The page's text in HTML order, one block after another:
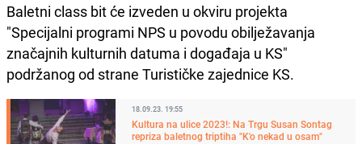
Baletni class bit će izveden u okviru projekta
"Specijalni programi NPS u povodu obilježavanja
značajnih kulturnih datuma i događaja u KS"
podržanog od strane Turističke zajednice KS.
18.09.23. 19:55
Kultura na ulice 2023!: Na Trgu Susan Sontag
repriza baletnog triptiha "K'o nekad u osam"